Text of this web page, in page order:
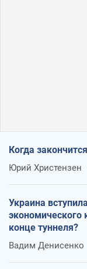
Когда
Юрий Христензен
Украина
экономического
конце туннеля?
Вадим Денисенко